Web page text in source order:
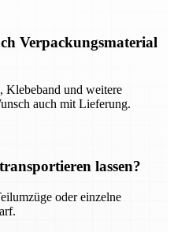
Verpackungsmaterial
Klebeband und weitere
auch mit Lieferung.
lassen?
oder einzelne